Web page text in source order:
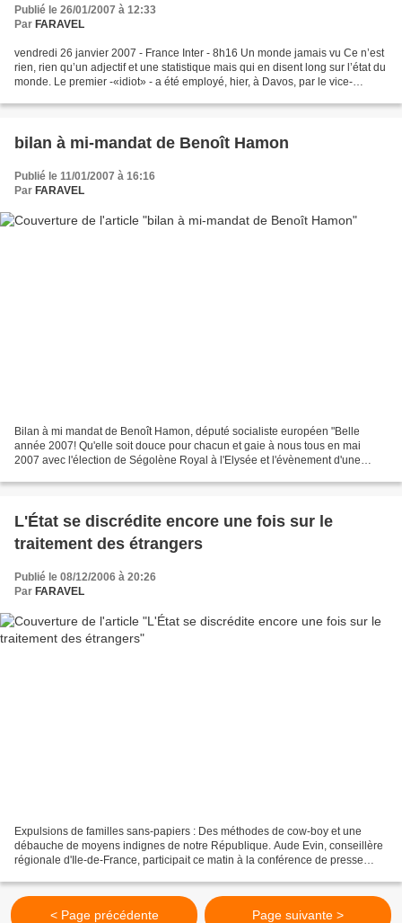
Publié le 26/01/2007 à 12:33
Par FARAVEL
vendredi 26 janvier 2007 - France Inter - 8h16 Un monde jamais vu Ce n’est
rien, rien qu’un adjectif et une statistique mais qui en disent long sur l’état du
monde. Le premier -«idiot» - a été employé, hier, à Davos, par le vice-
bilan à mi-mandat de Benoît Hamon
Publié le 11/01/2007 à 16:16
Par FARAVEL
Bilan à mi mandat de Benoît Hamon, député socialiste européen "Belle
année 2007! Qu'elle soit douce pour chacun et gaie à nous tous en mai
2007 avec l'élection de Ségolène Royal à l'Elysée et l'évènement d'une
L'État se discrédite encore une fois sur le
traitement des étrangers
Publié le 08/12/2006 à 20:26
Par FARAVEL
Expulsions de familles sans-papiers : Des méthodes de cow-boy et une
débauche de moyens indignes de notre République. Aude Evin, conseillère
régionale d'Ile-de-France, participait ce matin à la conférence de presse
< Page précédente Page suivante >